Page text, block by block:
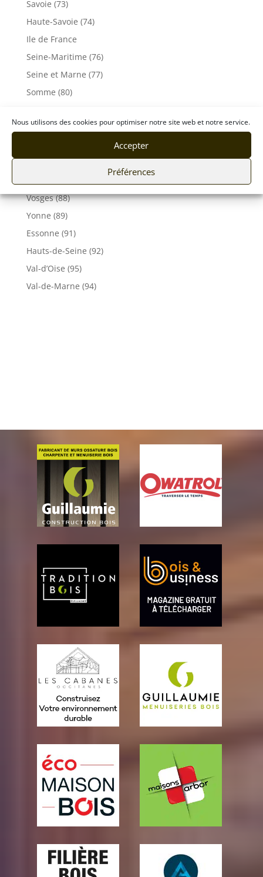
Nous utilisons des cookies pour optimiser notre site web et notre service.
Accepter
Préférences
Savoie (73)
Haute-Savoie (74)
Ile de France
Seine-Maritime (76)
Seine et Marne (77)
Somme (80)
Tarn-et-Garonne (82)
Vaucluse (84)
Vosges (88)
Yonne (89)
Essonne (91)
Hauts-de-Seine (92)
Val-d’Oise (95)
Val-de-Marne (94)